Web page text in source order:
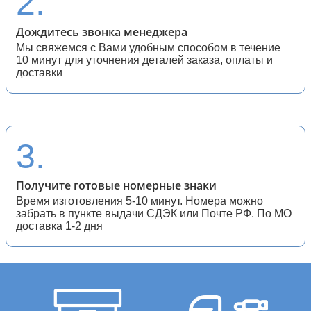
Дождитесь звонка менеджера
Мы свяжемся с Вами удобным способом в течение
10 минут для уточнения деталей заказа, оплаты и
доставки
3.
Получите готовые номерные знаки
Время изготовления 5-10 минут. Номера можно
забрать в пункте выдачи СДЭК или Почте РФ. По МО
доставка 1-2 дня